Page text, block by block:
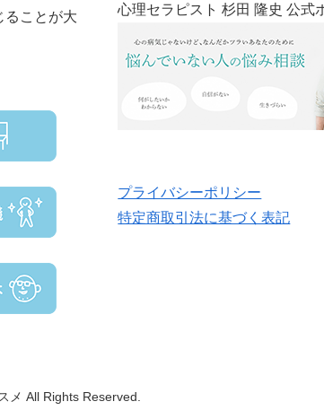
ることが大
心理セラピスト 杉田 隆史 公式
プライバシーポリシー
特定商取引法に基づく表記
メ All Rights Reserved.